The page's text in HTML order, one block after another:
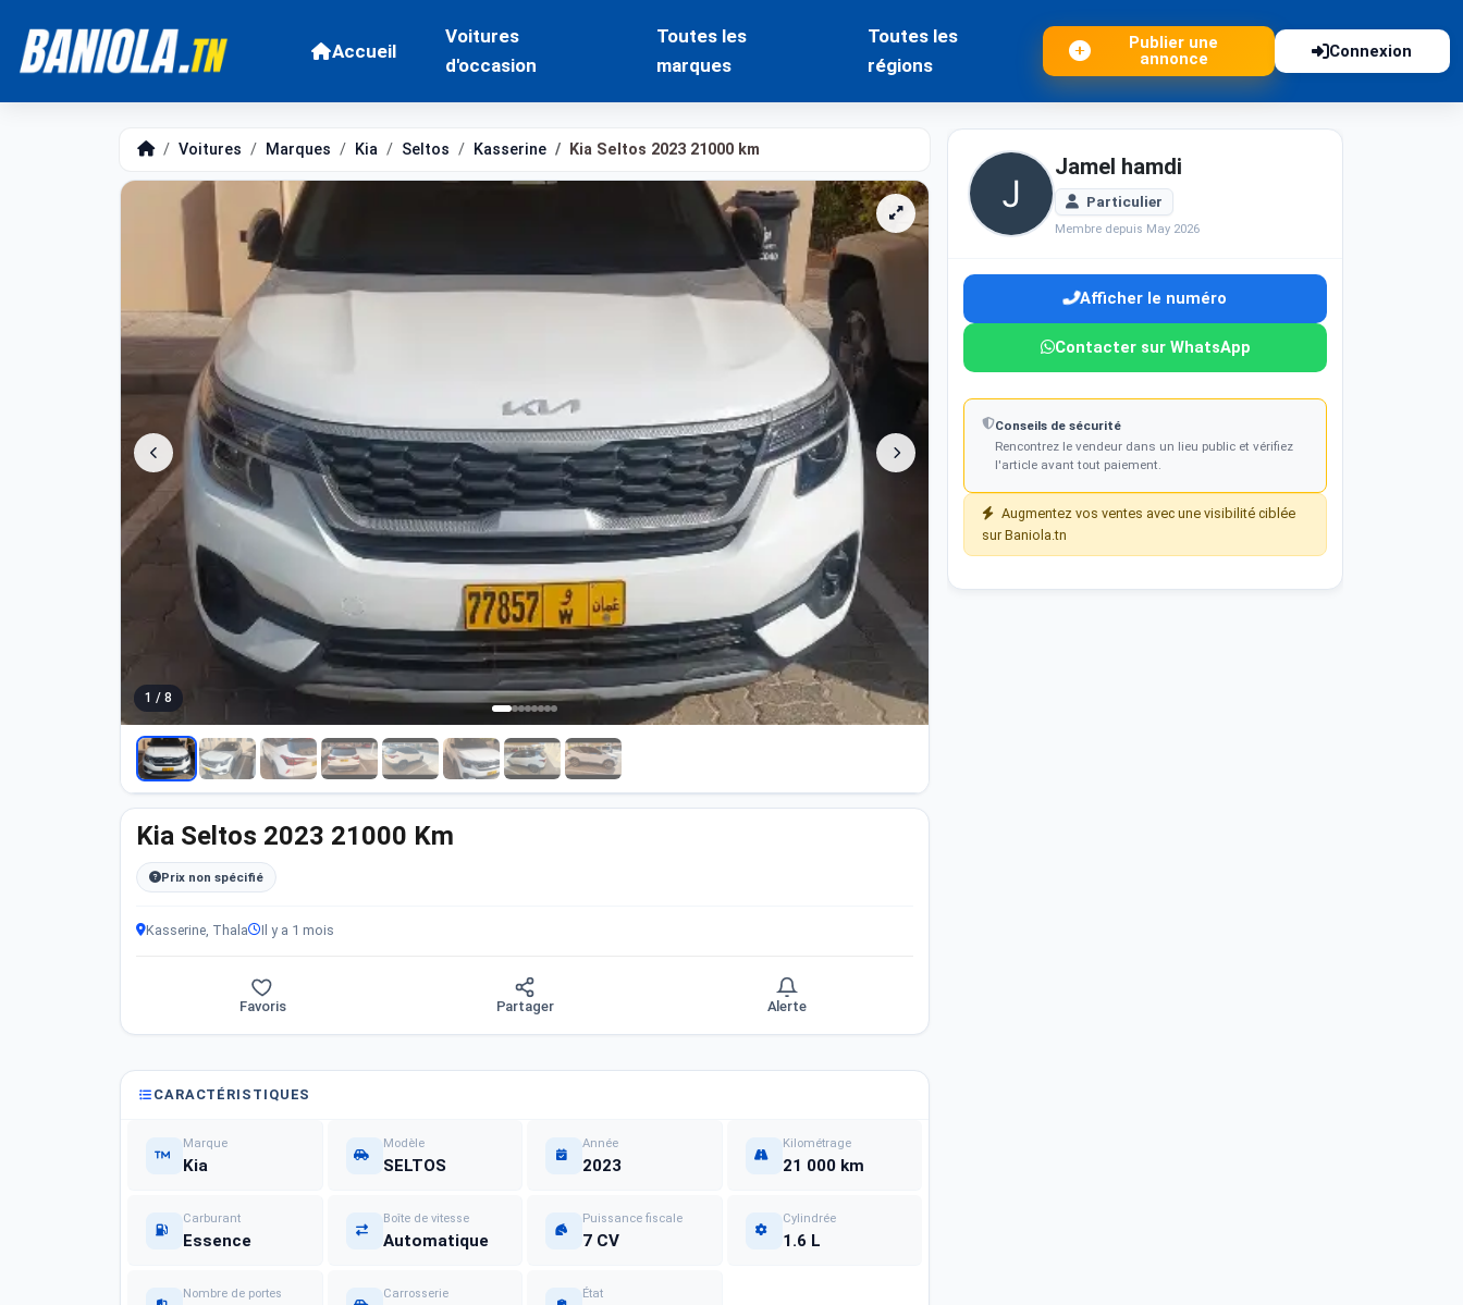
Accueil
Voitures
d'occasion
Toutes les
marques
Toutes les
régions
Publier une
annonce
Connexion
Voitures Marques Kia Seltos Kasserine Kia Seltos 2023 21000 km
1 / 8
Kia Seltos 2023 21000 Km
Prix non spécifié
Kasserine, Thala Il y a 1 mois
Favoris Partager Alerte
CARACTÉRISTIQUES
Marque
Kia
Modèle
SELTOS
Année
2023
Kilométrage
21 000 km
Carburant
Essence
Boîte de vitesse
Automatique
Puissance fiscale
7 CV
Cylindrée
1.6 L
Nombre de portes Carrosserie État
Jamel hamdi
Particulier
Membre depuis May 2026
Afficher le numéro
Contacter sur WhatsApp
Conseils de sécurité
Rencontrez le vendeur dans un lieu public et vérifiez
l'article avant tout paiement.
Augmentez vos ventes avec une visibilité ciblée
sur Baniola.tn